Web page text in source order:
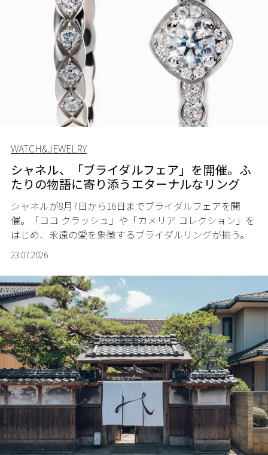
WATCH&JEWELRY
シャネル、「ブライダルフェア」を開催。ふ
たりの物語に寄り添うエターナルなリング
シャネルが8月7日から16日までブライダルフェアを開
催。「ココ クラッシュ」や「カメリア コレクション」を
はじめ、永遠の愛を象徴するブライダルリングが揃う。
23.07.2026